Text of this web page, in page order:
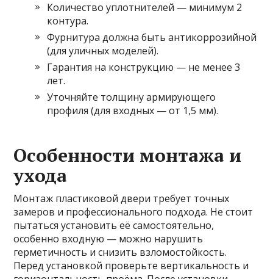
Количество уплотнителей — минимум 2
контура.
Фурнитура должна быть антикоррозийной
(для уличных моделей).
Гарантия на конструкцию — не менее 3
лет.
Уточняйте толщину армирующего
профиля (для входных — от 1,5 мм).
Особенности монтажа и
ухода
Монтаж пластиковой двери требует точных
замеров и профессионального подхода. Не стоит
пытаться установить её самостоятельно,
особенно входную — можно нарушить
герметичность и снизить взломостойкость.
Перед установкой проверьте вертикальность и